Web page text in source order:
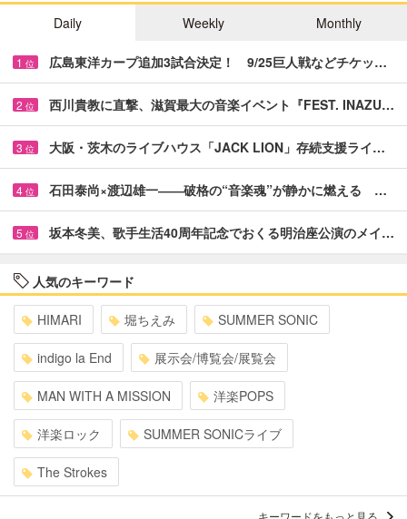
Daily
Weekly Monthly
1 位 広島東洋カープ追加3試合決定！ 9/25巨人戦などチケッ…
2 位 西川貴教に直撃、滋賀最大の音楽イベント『FEST. INAZU…
3 位 大阪・茨木のライブハウス「JACK LION」存続支援ライ…
4 位 石田泰尚×渡辺雄一――破格の“音楽魂”が静かに燃える …
5 位 坂本冬美、歌手生活40周年記念でおくる明治座公演のメイ…
人気のキーワード
HIMARI 堀ちえみ SUMMER SONIC
indigo la End 展示会/博覧会/展覧会
MAN WITH A MISSION 洋楽POPS
洋楽ロック SUMMER SONICライブ
The Strokes
キーワードをもっと見る